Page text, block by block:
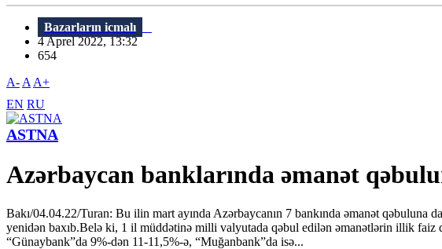
Bazarların icmalı
4 Aprel 2022, 13:32
654
A- A A+
EN RU
ASTNA
Azərbaycan banklarında əmanət
Bakı/04.04.22/Turan: Bu ilin mart ayında Azərbaycanın 7 bankında əmanət
yenidən baxıb.Belə ki, 1 il müddətinə milli valyutada qəbul edilən əmanətlərin illik
“Günaybank”da 9%-dən 11-11,5%-ə, “Muğanbank”da isə...